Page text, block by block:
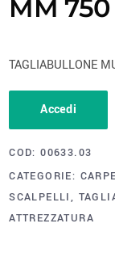
MM 750
TAGLIABULLONE
Accedi
COD:00633.03
CATEGORIE:
SCALPELLI,
ATTREZZATURA